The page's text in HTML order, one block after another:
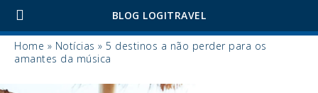
BLOG LOGITRAVEL
Home » Notícias » 5 destinos a não perder para os
amantes da música